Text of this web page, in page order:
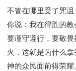
不管在哪里受了咒
你说：我在得胜的
要谨守遵行，要敬
火，这就是为什么
神的众民面前得荣耀